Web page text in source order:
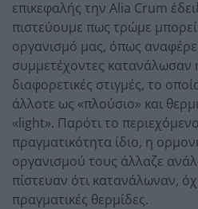
επικεφαλής την Alia Crum
πιστεύουμε πως τρώμε
οργανισμό μας, όπως
συμμετέχοντες κατανάλωσαν
διαφορετικές στιγμές, το
άλλοτε ως «πλούσιο» και
«light». Παρότι το
πραγματικότητα ίδιο, η
οργανισμού τους άλλαζε
πίστευαν ότι κατανάλωναν,
πραγματικές θερμίδες.